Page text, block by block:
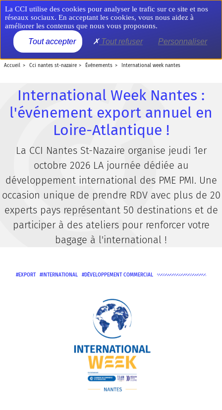
Aller
au
contenu
principal
MENU
accueil cci nantes st-nazaire événements international week nantes
International Week Nantes :
l'événement export annuel en
Loire-Atlantique !
La CCI Nantes St-Nazaire organise jeudi 1er
octobre 2026 LA journée dédiée au
développement international des PME PMI. Une
occasion unique de prendre RDV avec plus de 20
experts pays représentant 50 destinations et de
participer à des ateliers pour renforcer votre
bagage à l'international !
EXPORT INTERNATIONAL DÉVELOPPEMENT COMMERCIAL
Panneau de gestion des cookies
La CCI utilise des cookies pour analyser le trafic sur ce site et nos
réseaux sociaux. En acceptant les cookies, vous nous aidez à
améliorer les contenus que nous vous proposons.
Tout accepter Tout refuser Personnaliser